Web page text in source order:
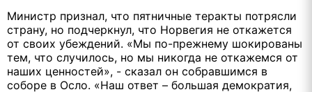
Министр признал, что пятничные теракты потрясли
страну, но подчеркнул, что Норвегия не откажется
от своих убеждений. «Мы по-прежнему шокированы
тем, что случилось, но мы никогда не откажемся от
наших ценностей», - сказал он собравшимся в
соборе в Осло. «Наш ответ – большая демократия,